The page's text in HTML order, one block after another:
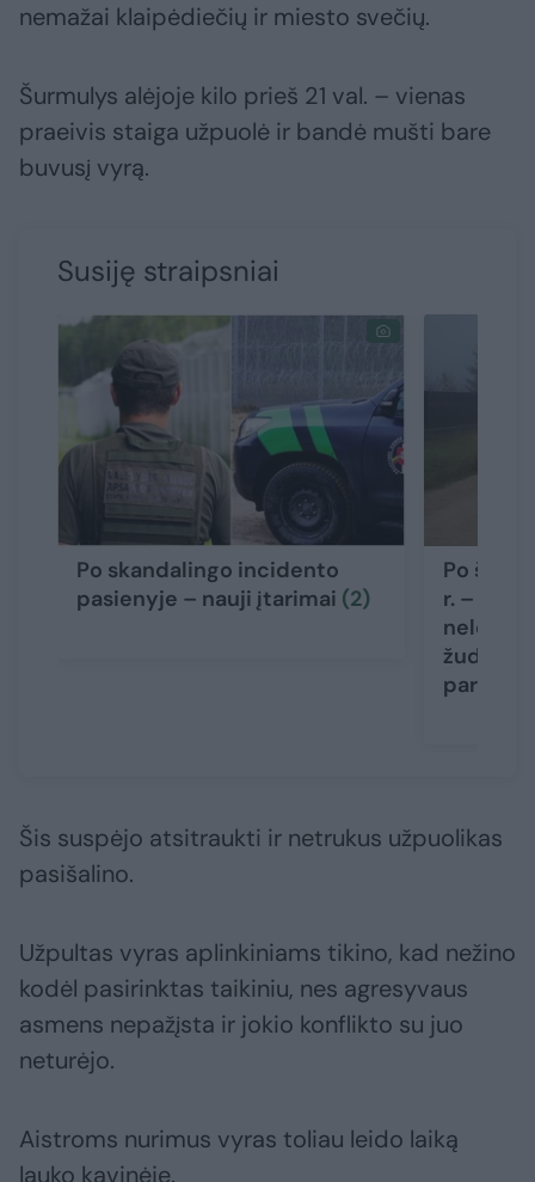
nemažai klaipėdiečių ir miesto svečių.
Šurmulys alėjoje kilo prieš 21 val. – vienas
praeivis staiga užpuolė ir bandė mušti bare
buvusį vyrą.
Susiję straipsniai
Po skandalingo incidento
pasienyje – nauji įtarimai (2)
Po
r. –
žudikas
Šis suspėjo atsitraukti ir netrukus užpuolikas
pasišalino.
Užpultas vyras aplinkiniams tikino, kad nežino
kodėl pasirinktas taikiniu, nes agresyvaus
asmens nepažįsta ir jokio konflikto su juo
neturėjo.
Aistroms nurimus vyras toliau leido laiką
lauko kavinėje.